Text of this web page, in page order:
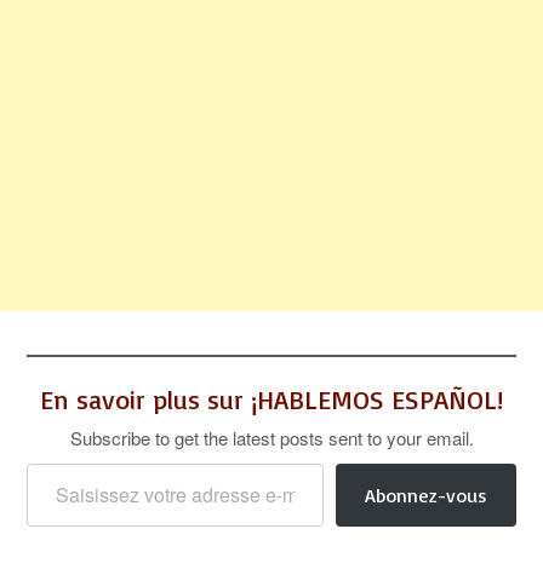
En savoir plus sur ¡HABLEMOS ESPAÑOL!
Subscribe to get the latest posts sent to your email.
Saisissez votre adresse e-mail…
Abonnez-vous